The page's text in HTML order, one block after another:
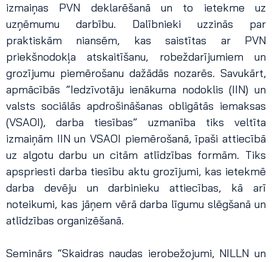
izmaiņas PVN deklarēšanā un to ietekme uz
uzņēmumu darbību. Dalībnieki uzzinās par
praktiskām niansēm, kas saistītas ar PVN
priekšnodokļa atskaitīšanu, robeždarījumiem un
grozījumu piemērošanu dažādās nozarēs. Savukārt,
apmācībās “Iedzīvotāju ienākuma nodoklis (IIN) un
valsts sociālās apdrošināšanas obligātās iemaksas
(VSAOI), darba tiesības” uzmanība tiks veltīta
izmaiņām IIN un VSAOI piemērošanā, īpaši attiecībā
uz algotu darbu un citām atlīdzības formām. Tiks
apspriesti darba tiesību aktu grozījumi, kas ietekmē
darba devēju un darbinieku attiecības, kā arī
noteikumi, kas jāņem vērā darba līgumu slēgšanā un
atlīdzības organizēšanā.
Seminārs “Skaidras naudas ierobežojumi, NILLN un